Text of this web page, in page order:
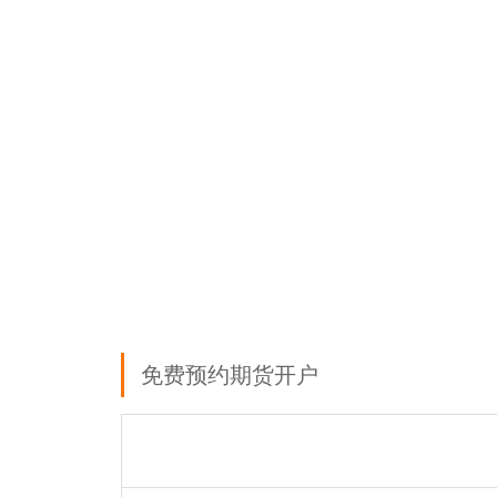
免费预约期货开户